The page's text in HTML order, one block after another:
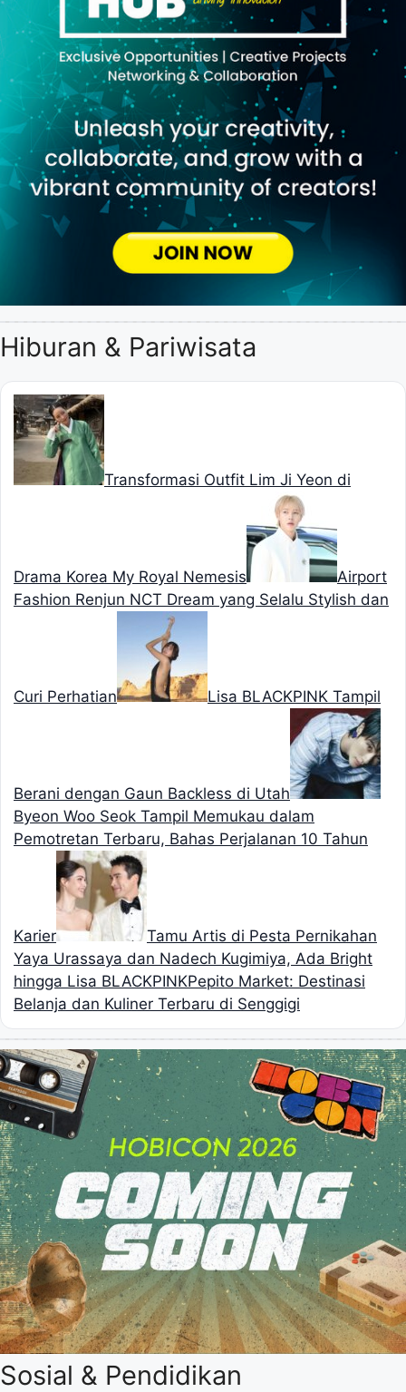
Hiburan & Pariwisata
Transformasi Outfit Lim Ji Yeon di
Drama Korea My Royal Nemesis
Airport
Fashion Renjun NCT Dream yang Selalu Stylish dan
Curi Perhatian Lisa BLACKPINK Tampil
Berani dengan Gaun Backless di Utah
Byeon Woo Seok Tampil Memukau dalam
Pemotretan Terbaru, Bahas Perjalanan 10 Tahun
Karier
Tamu Artis di Pesta Pernikahan
Yaya Urassaya dan Nadech Kugimiya, Ada Bright
hingga Lisa BLACKPINKPepito Market: Destinasi
Belanja dan Kuliner Terbaru di Senggigi
Sosial & Pendidikan